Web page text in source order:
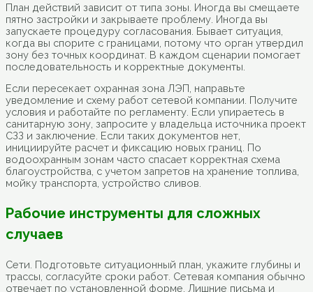
План действий зависит от типа зоны. Иногда вы смещаете
пятно застройки и закрываете проблему. Иногда вы
запускаете процедуру согласования. Бывает ситуация,
когда вы спорите с границами, потому что орган утвердил
зону без точных координат. В каждом сценарии помогает
последовательность и корректные документы.
Если пересекает охранная зона ЛЭП, направьте
уведомление и схему работ сетевой компании. Получите
условия и работайте по регламенту. Если упираетесь в
санитарную зону, запросите у владельца источника проект
СЗЗ и заключение. Если таких документов нет,
инициируйте расчет и фиксацию новых границ. По
водоохранным зонам часто спасает корректная схема
благоустройства, с учетом запретов на хранение топлива,
мойку транспорта, устройство сливов.
Рабочие инструменты для сложных
случаев
Сети. Подготовьте ситуационный план, укажите глубины и
трассы, согласуйте сроки работ. Сетевая компания обычно
отвечает по установленной форме. Лишние письма и